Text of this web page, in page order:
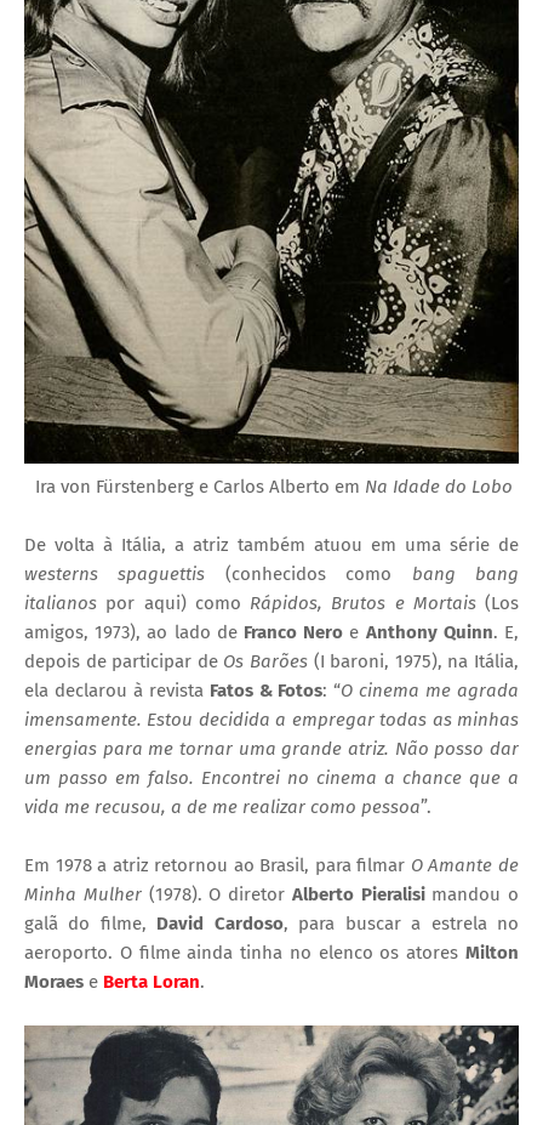
Ira von Fürstenberg e Carlos Alberto em Na Idade do Lobo
De volta à Itália, a atriz também atuou em uma série de
westerns spaguettis (conhecidos como bang bang
italianos por aqui) como Rápidos, Brutos e Mortais (Los
amigos, 1973), ao lado de Franco Nero e Anthony Quinn. E,
depois de participar de Os Barões (I baroni, 1975), na Itália,
ela declarou à revista Fatos & Fotos: “O cinema me agrada
imensamente. Estou decidida a empregar todas as minhas
energias para me tornar uma grande atriz. Não posso dar
um passo em falso. Encontrei no cinema a chance que a
vida me recusou, a de me realizar como pessoa”.
Em 1978 a atriz retornou ao Brasil, para filmar O Amante de
Minha Mulher(1978). O diretor Alberto Pieralisimandou o
galã do filme, David Cardoso, para buscar a estrela no
aeroporto. O filme ainda tinha no elenco os atores Milton
Moraes e Berta Loran.